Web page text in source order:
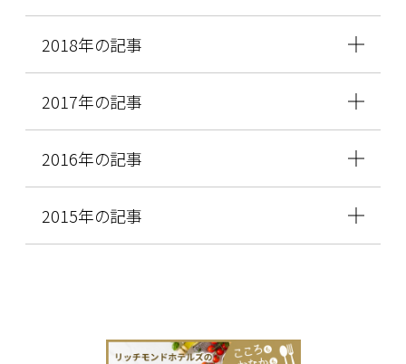
2018年の記事
2017年の記事
2016年の記事
2015年の記事